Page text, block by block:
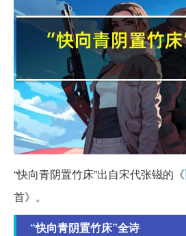
“快向青阴置竹床”出自宋代张镃的《
首》。
“快向青阴置竹床”全诗